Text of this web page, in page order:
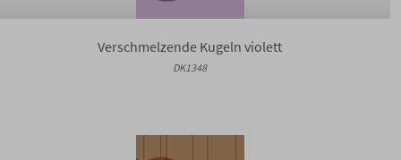
Verschmelzende Kugeln violett
DK1348